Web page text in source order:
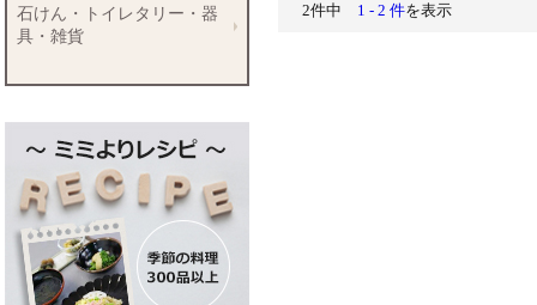
2件中 1 - 2 件を表示
石けん・トイレタリー・器
具・雑貨